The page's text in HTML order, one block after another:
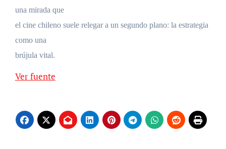
una mirada que
el cine chileno suele relegar a un segundo plano: la estrategia
como una
brújula vital.
Ver fuente